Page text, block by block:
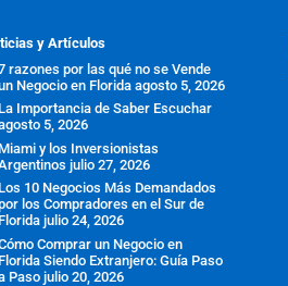
y Artículos
razones por las qué no se Vende
Negocio en Florida agosto 5, 2026
La Importancia de Saber Escuchar
5, 2026
Miami y los Inversionistas
julio 27, 2026
Los 10 Negocios Más Demandados
los Compradores en el Sur de
Florida julio 24, 2026
Comprar un Negocio en
Florida Siendo Extranjero: Guía Paso
Paso julio 20, 2026